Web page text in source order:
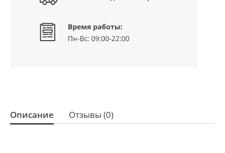
Описание Отзывы (0)